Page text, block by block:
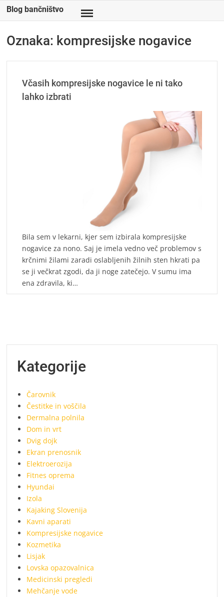
SkipBlog bančništvo
Oznaka: kompresijske nogavice
Včasih kompresijske nogavice le ni tako
lahko izbrati
Bila sem v lekarni, kjer sem izbirala kompresijske
nogavice za nono. Saj je imela vedno več problemov s
krčnimi žilami zaradi oslabljenih žilnih sten hkrati pa
se ji večkrat zgodi, da ji noge zatečejo. V sumu ima
ena zdravila, ki…
Kategorije
Čarovnik
Čestitke in voščila
Dermalna polnila
Dom in vrt
Dvig dojk
Ekran prenosnik
Elektroerozija
Fitnes oprema
Hyundai
Izola
Kajaking Slovenija
Kavni aparati
Kompresijske nogavice
Kozmetika
Lisjak
Lovska opazovalnica
Medicinski pregledi
Mehčanje vode